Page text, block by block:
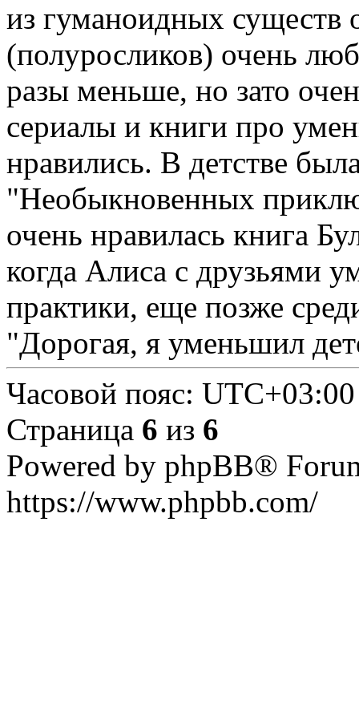
из гуманоидных существ
(полуросликов) очень
разы меньше, но зато
сериалы и книги про
нравились. В детстве
"Необыкновенных
очень нравилась книга
когда Алиса с друзьями
практики, еще позже
"Дорогая, я уменьшил
Часовой пояс: UTC+03:00
Страница 6 из 6
Powered by phpBB®
https://www.phpbb.com/